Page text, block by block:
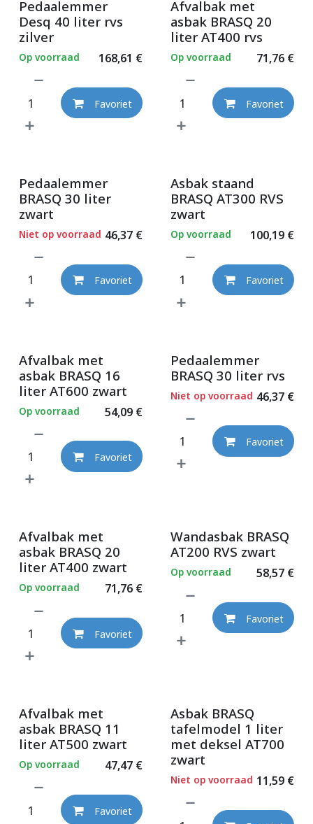
Pedaalemmer
Desq 40 liter rvs
zilver
168,61 €
Op voorraad
Favoriet
Afvalbak met
asbak BRASQ 20
liter AT400 rvs
71,76€
Op voorraad
Favoriet
Pedaalemmer
BRASQ 30 liter
zwart
46,37€
Niet op voorraad
Favoriet
Asbak staand
BRASQ AT300 RVS
zwart
100,19€
Op voorraad
Favoriet
Afvalbak met
asbak BRASQ 16
liter AT600 zwart
54,09€
Op voorraad
Favoriet
Pedaalemmer
BRASQ 30 liter rvs
46,37€
Niet op voorraad
Favoriet
Afvalbak met
asbak BRASQ 20
liter AT400 zwart
71,76€
Op voorraad
Favoriet
Wandasbak BRASQ
AT200 RVS zwart
58,57€
Op voorraad
Favoriet
Afvalbak met
asbak BRASQ 11
liter AT500 zwart
47,47€
Op voorraad
Favoriet
Asbak BRASQ
tafelmodel 1 liter
met deksel AT700
zwart
11,59€
Niet op voorraad